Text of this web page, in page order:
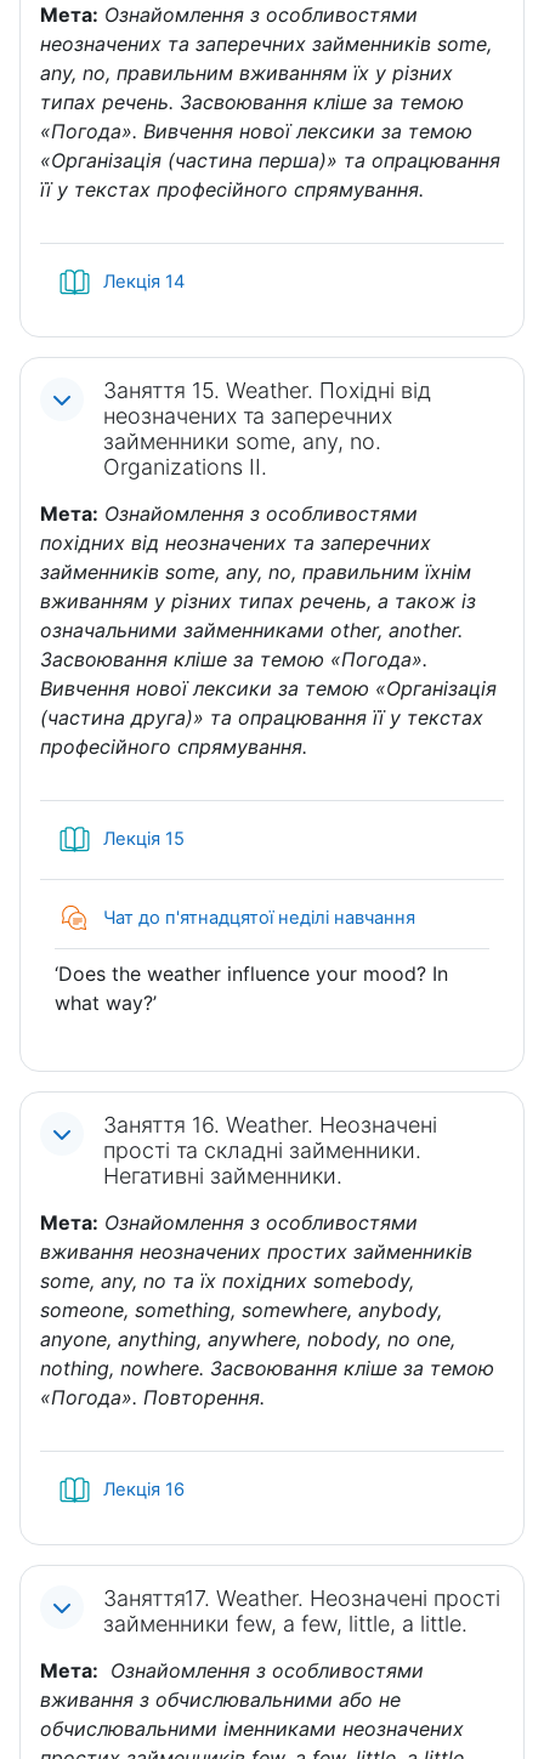
Мета: Ознайомлення з особливостями
неозначених та заперечних займенників some,
any, no, правильним вживанням їх у різних
типах речень. Засвоювання кліше за темою
«Погода». Вивчення нової лексики за темою
«Організація (частина перша)» та опрацювання
її у текстах професійного спрямування.
Лекція 14Книга
Заняття 15. Weather. Похідні від
неозначених та заперечних
займенники some, any, no.
Organizations ІI.
Мета: Ознайомлення з особливостями
похідних від неозначених та заперечних
займенників some, any, no, правильним їхнім
вживанням у різних типах речень, а також із
означальними займенниками other, another.
Засвоювання кліше за темою «Погода».
Вивчення нової лексики за темою «Організація
(частина друга)» та опрацювання її у текстах
професійного спрямування.
Лекція 15
Чат до п'ятнадцятої неділі навчання
‘Does the weather influence your mood? In
what way?’
Заняття 16. Weather. Неозначені
прості та складні займенники.
Негативні займенники.
Мета: Ознайомлення з особливостями
вживання неозначених простих займенників
some, any, no та їх похідних somebody,
someone, something, somewhere, anybody,
anyone, anything, anywhere, nobody, no one,
nothing, nowhere. Засвоювання кліше за темою
«Погода». Повторення.
Лекція 16Книга
Заняття17. Weather. Неозначені прості
займенники few, a few, little, a little.
Мета: Ознайомлення з особливостями
вживання з обчислювальними або не
обчислювальними іменниками неозначених